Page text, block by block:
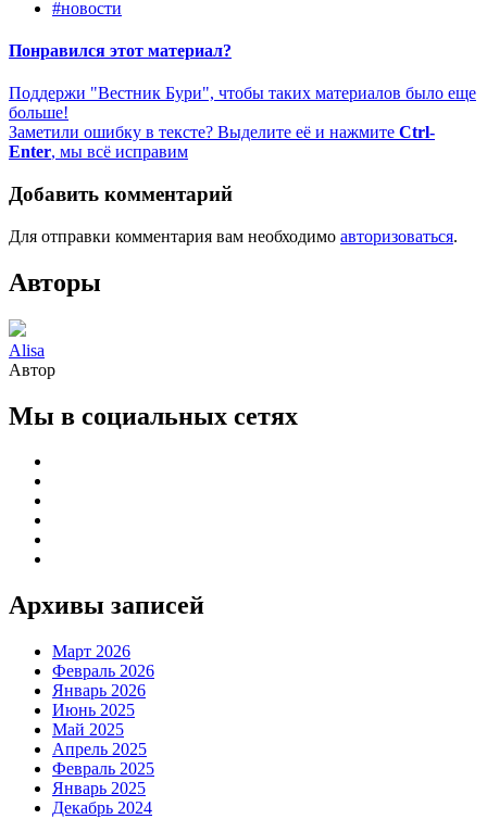
#новости
Понравился этот материал?
Поддержи "Вестник Бури", чтобы таких материалов было еще
больше!
Заметили ошибку в тексте? Выделите её и нажмите Ctrl-
Enter, мы всё исправим
Добавить комментарий
Для отправки комментария вам необходимо авторизоваться.
Авторы
Alisa
Автор
Мы в социальных сетях
Архивы записей
Март 2026
Февраль 2026
Январь 2026
Июнь 2025
Май 2025
Апрель 2025
Февраль 2025
Январь 2025
Декабрь 2024